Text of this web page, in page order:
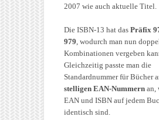
2007 wie auch aktuelle Titel.
Die ISBN-13 hat das Präfix
979, wodurch man nun
Kombinationen vergeben
Gleichzeitig passte man die
Standardnummer für Bücher
stelligen EAN-Nummern an,
EAN und ISBN auf jedem
identisch sind.